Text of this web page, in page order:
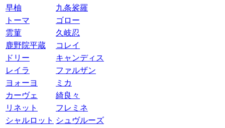
早柚
九条裟羅
トーマ
ゴロー
雲菫
久岐忍
鹿野院平蔵
コレイ
ドリー
キャンディス
レイラ
ファルザン
ヨォーヨ
ミカ
カーヴェ
綺良々
リネット
フレミネ
シャルロット シュヴルーズ